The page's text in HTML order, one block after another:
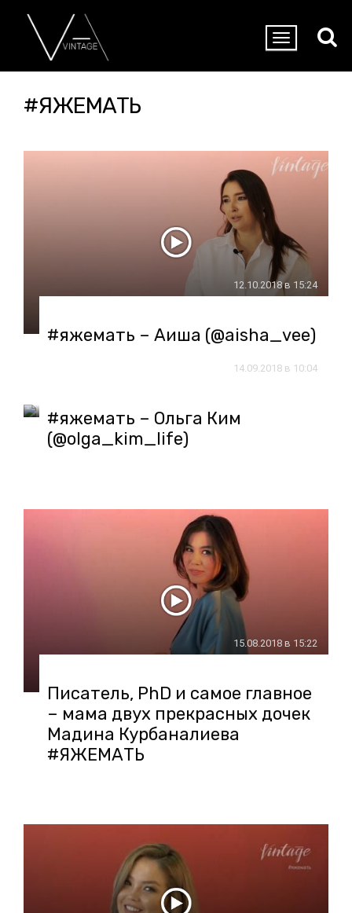
#ЯЖЕМАТЬ
12.10.2018 в 15:24
#яжемать – Аиша (@aisha_vee)
14.09.2018 в 10:04
#яжемать – Ольга Ким
(@olga_kim_life)
15.08.2018 в 15:22
Писатель, PhD и самое главное
– мама двух прекрасных дочек
Мадина Курбаналиева
#ЯЖЕМАТЬ